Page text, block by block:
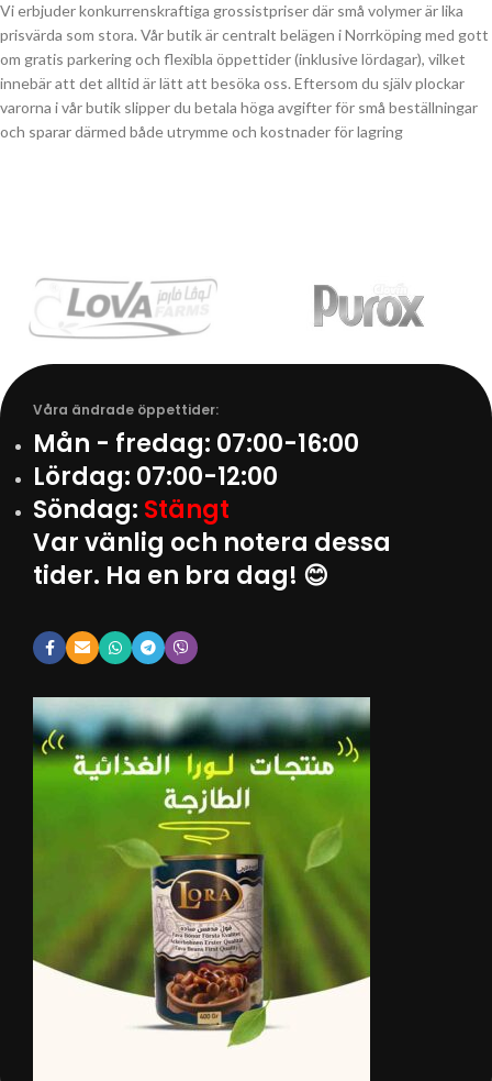
Vi erbjuder konkurrenskraftiga grossistpriser där små volymer är lika
prisvärda som stora. Vår butik är centralt belägen i Norrköping med gott
om gratis parkering och flexibla öppettider (inklusive lördagar), vilket
innebär att det alltid är lätt att besöka oss. Eftersom du själv plockar
varorna i vår butik slipper du betala höga avgifter för små beställningar
och sparar därmed både utrymme och kostnader för lagring
Våra ändrade öppettider:
Mån - fredag: 07:00-16:00
Lördag: 07:00-12:00
Söndag: Stängt
Var vänlig och notera dessa
tider. Ha en bra dag! 😊